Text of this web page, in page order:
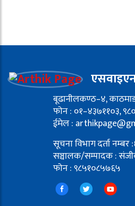
एसवाइएन
बूढानीलकण्ठ–४,
फोन : ०१–४३७११०३,
ईमेल :
सूचना विभाग दर्ता
सञ्चालक/सम्पादक :
फोन : ९८५१०८५७६५